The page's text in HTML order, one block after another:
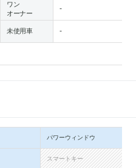
ワン
オーナー
-
未使用車 -
パワーウィンドウ
スマートキー